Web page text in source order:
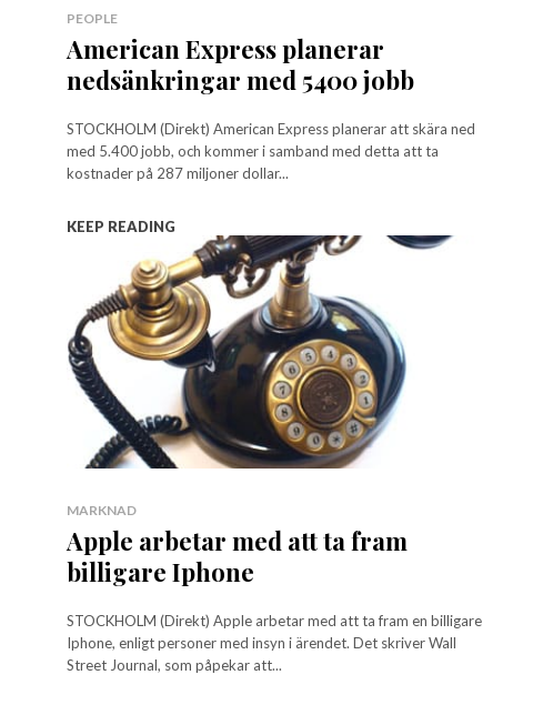
PEOPLE
American Express planerar
nedsänkringar med 5400 jobb
STOCKHOLM (Direkt) American Express planerar att skära ned
med 5.400 jobb, och kommer i samband med detta att ta
kostnader på 287 miljoner dollar...
KEEP READING
MARKNAD
Apple arbetar med att ta fram
billigare Iphone
STOCKHOLM (Direkt) Apple arbetar med att ta fram en billigare
Iphone, enligt personer med insyn i ärendet. Det skriver Wall
Street Journal, som påpekar att...